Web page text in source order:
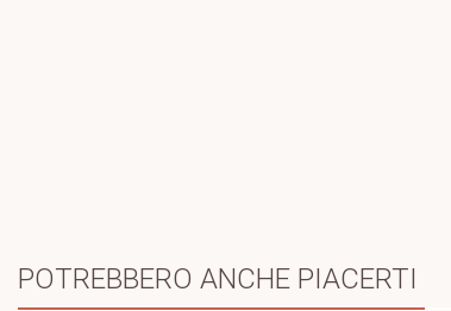
POTREBBERO ANCHE PIACERTI